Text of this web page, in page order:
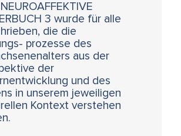
3 wurde für alle
die die
prozesse des
aus der
der
und des
in unserem jeweiligen
Kontext verstehen